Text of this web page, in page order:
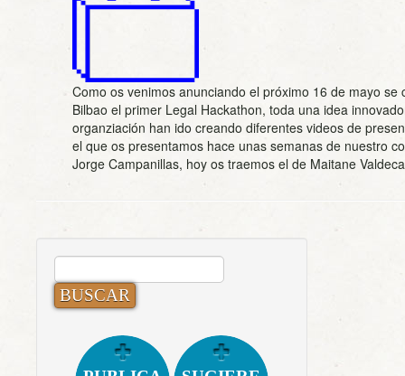
Como os venimos anunciando el próximo 16 de mayo se
Bilbao el primer Legal Hackathon, toda una idea
organziación han ido creando diferentes videos de
el que os presentamos hace unas semanas de nuestro
Jorge Campanillas, hoy os traemos el de Maitane
BUSCAR: